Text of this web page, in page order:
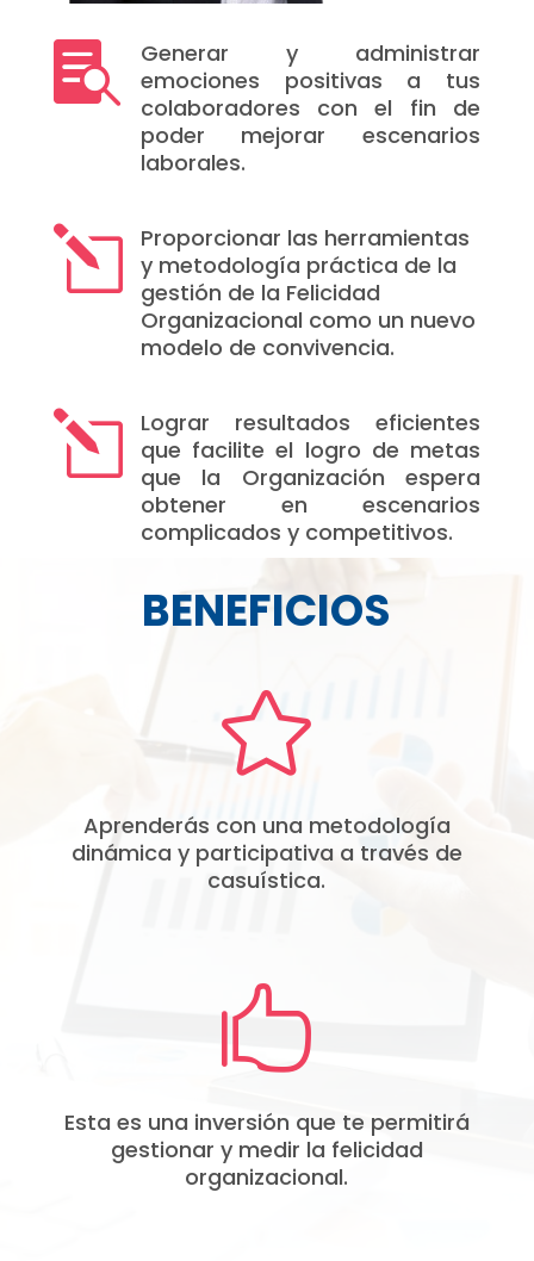

Generar y administrar
emociones positivas a tus
colaboradores con el fin de
poder mejorar escenarios
laborales.
l
Proporcionar las herramientas
y metodología práctica de la
gestión de la Felicidad
Organizacional como un nuevo
modelo de convivencia.
l
Lograr resultados eficientes
que facilite el logro de metas
que la Organización espera
obtener en escenarios
complicados y competitivos.
BENEFICIOS

Aprenderás con una metodología
dinámica y participativa a través de
casuística.

Esta es una inversión que te permitirá
gestionar y medir la felicidad
organizacional.